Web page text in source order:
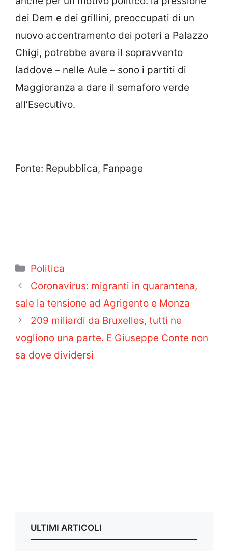
dei Dem e dei grillini, preoccupati di un
nuovo accentramento dei poteri a Palazzo
Chigi, potrebbe avere il sopravvento
laddove – nelle Aule – sono i partiti di
Maggioranza a dare il semaforo verde
all’Esecutivo.
Fonte: Repubblica, Fanpage
Categorie
Politica
Coronavirus: migranti in quarantena,
sale la tensione ad Agrigento e Monza
209 miliardi da Bruxelles, tutti ne
vogliono una parte. E Giuseppe Conte non
sa dove dividersi
ULTIMI ARTICOLI